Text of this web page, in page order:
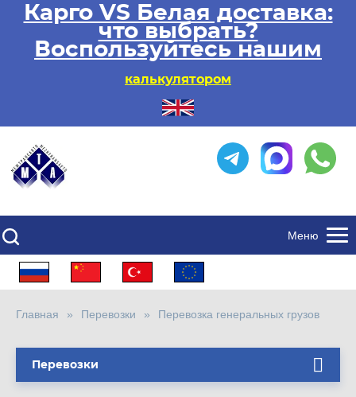
Карго VS Белая доставка:
что выбрать?
Воспользуйтесь нашим
калькулятором
Меню
Главная Перевозки Перевозка генеральных грузов
Перевозки